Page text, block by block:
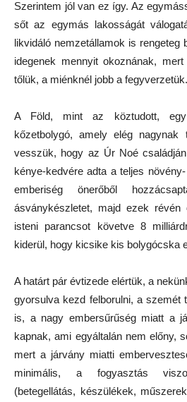
Szerintem jól van ez így. Az
sőt az egymás lakosságát
likvidáló nemzetállamok is rengeteg
idegenek mennyit okoznának,
tőlük, a miénknél jobb a fegyverzetük.
A Föld, mint az köztudott,
kőzetbolygó, amely elég
vesszük, hogy az Úr Noé
kénye-kedvére adta a teljes
emberiség önerőből
ásványkészletet, majd ezek révén
isteni parancsot követve 8
kiderül, hogy kicsike kis bolygócska
A határt pár évtizede elértük, a
gyorsulva kezd felborulni, a szemét
is, a nagy embersűrűség miatt a
kapnak, ami egyáltalán nem előny,
mert a járvány miatti
minimális, a fogyasztás
(betegellátás, készülékek,